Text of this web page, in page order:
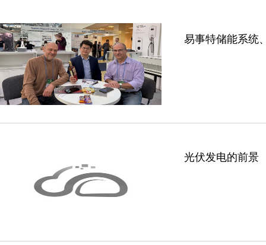
易事特储能系统
光伏发电的前景